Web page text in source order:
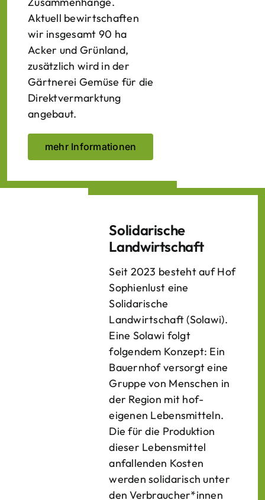
Aktuell bewirtschaften
wir insgesamt 90 ha
Acker und Grünland,
zusätzlich wird in der
Gärtnerei Gemüse für die
Direktvermarktung
angebaut.
mehr Informationen
Solidarische
Landwirtschaft
Seit 2023 besteht auf Hof
Sophienlust eine
Solidarische
Landwirtschaft (Solawi).
Eine Solawi folgt
folgendem Konzept: Ein
Bauern­hof versorgt eine
Gruppe von Menschen in
der Region mit hof­
eigenen Lebens­mitteln.
Die für die Produktion
dieser Lebens­mittel
anfallenden Kosten
werden solidarisch unter
den Verbraucher*­innen